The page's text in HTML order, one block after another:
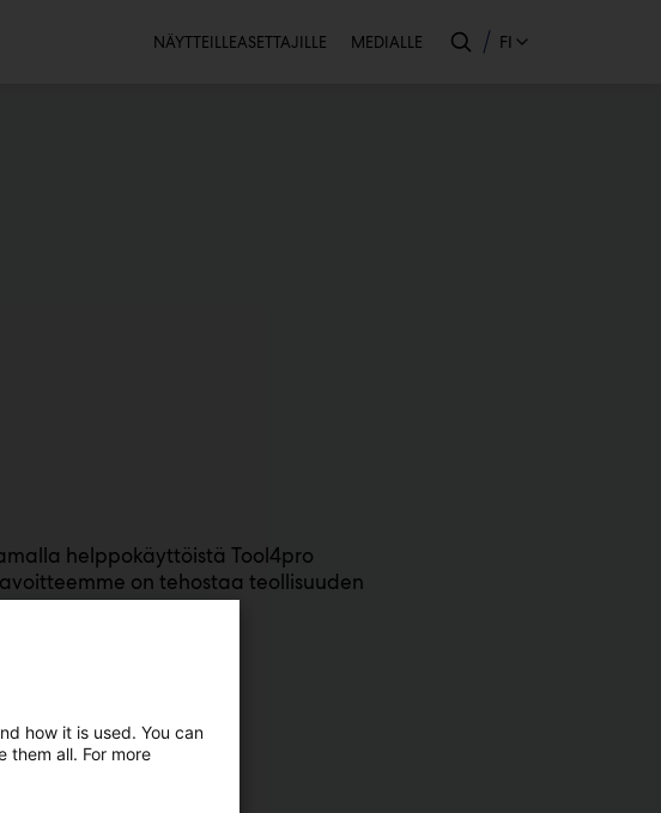
Toissijainen
NÄYTTEILLEASETTAJILLE MEDIALLE FI
helppokäyttöistä Tool4pro
on tehostaa teollisuuden
how it is used. You can
them all. For more